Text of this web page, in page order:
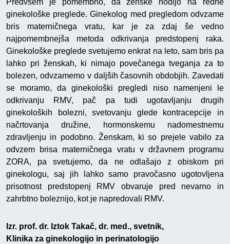
Predvsem je pomembno, da ženske hodijo na redne
ginekološke preglede. Ginekolog med pregledom odvzame
bris materničnega vratu, kar je za zdaj še vedno
najpomembnejša metoda odkrivanja predstopenj raka.
Ginekološke preglede svetujemo enkrat na leto, sam bris pa
lahko pri ženskah, ki nimajo povečanega tveganja za to
bolezen, odvzamemo v daljših časovnih obdobjih. Zavedati
se moramo, da ginekološki pregledi niso namenjeni le
odkrivanju RMV, pač pa tudi ugotavljanju drugih
ginekoloških bolezni, svetovanju glede kontracepcije in
načrtovanja družine, hormonskemu nadomestnemu
zdravljenju in podobno. Ženskam, ki so prejele vabilo za
odvzem brisa materničnega vratu v državnem programu
ZORA, pa svetujemo, da ne odlašajo z obiskom pri
ginekologu, saj jih lahko samo pravočasno ugotovljena
prisotnost predstopenj RMV obvaruje pred nevarno in
zahrbtno boleznijo, kot je napredovali RMV.
Izr. prof. dr. Iztok Takač, dr. med., svetnik,
Klinika za ginekologijo in perinatologijo